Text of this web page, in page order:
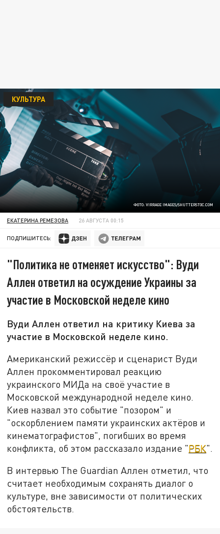
ФОТО: VIRRAGE IMAGES/SHUTTERSTOC.СOM
КУЛЬТУРА
ЕКАТЕРИНА РЕМЕЗОВА 26 АВГУСТА 00:15
ПОДПИШИТЕСЬ:
"Политика не отменяет искусство": Вуди
Аллен ответил на осуждение Украины за
участие в Московской неделе кино
Вуди Аллен ответил на критику Киева за
участие в Московской неделе кино.
Американский режиссёр и сценарист Вуди
Аллен прокомментировал реакцию
украинского МИДа на своё участие в
Московской международной неделе кино.
Киев назвал это событие "позором" и
"оскорблением памяти украинских актёров и
кинематографистов", погибших во время
конфликта, об этом рассказало издание "РБК".
В интервью The Guardian Аллен отметил, что
считает необходимым сохранять диалог о
культуре, вне зависимости от политических
обстоятельств.